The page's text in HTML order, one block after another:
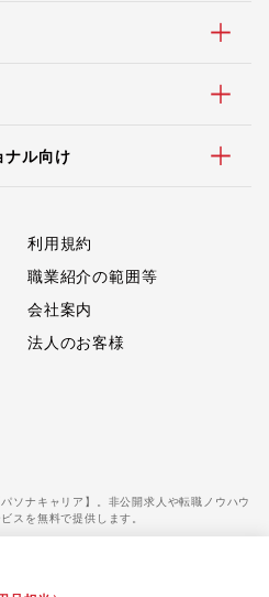
ナル向け
利用規約
職業紹介の範囲等
会社案内
法人のお客様
ソナキャリア】。非公開求人や転職ノウハウ
スを無料で提供します。
優良事業者に認定されています。